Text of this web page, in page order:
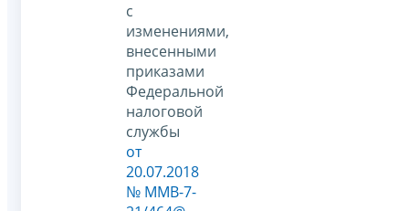
с
изменениями,
внесенными
приказами
Федеральной
налоговой
службы
от
20.07.2018
№ ММВ-7-